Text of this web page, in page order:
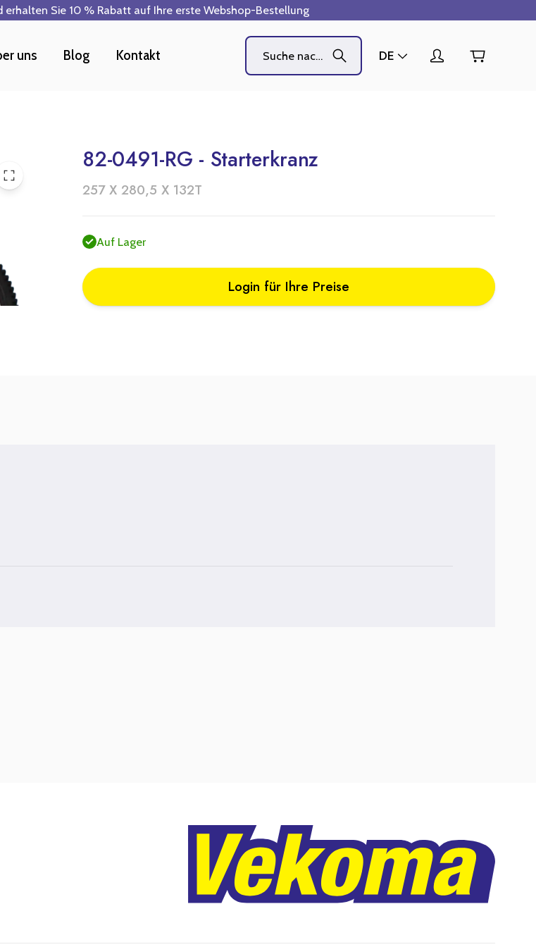
erhalten Sie 10 % Rabatt auf Ihre erste Webshop-Bestellung
uns Blog Kontakt DE
82-0491-RG - Starterkranz
257 X 280,5 X 132T
Auf Lager
Login für Ihre Preise